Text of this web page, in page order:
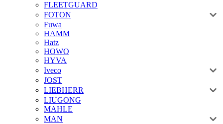
FLEETGUARD
FOTON
Fuwa
HAMM
Hatz
HOWO
HYVA
Iveco
JOST
LIEBHERR
LIUGONG
MAHLE
MAN